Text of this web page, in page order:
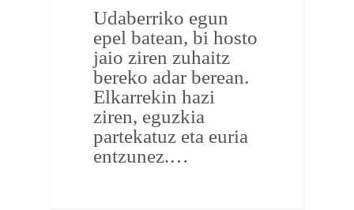
Udaberriko egun
epel batean, bi hosto
jaio ziren zuhaitz
bereko adar berean.
Elkarrekin hazi
ziren, eguzkia
partekatuz eta euria
entzunez.…